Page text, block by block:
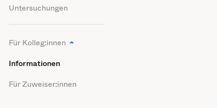
Untersuchungen
Für Kolleg:innen
Informationen
Für Zuweiser:innen